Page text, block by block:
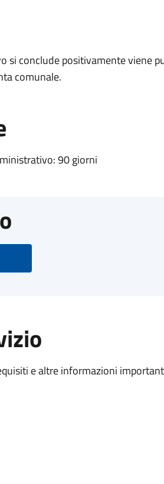
si conclude positivamente viene
comunale.
90 giorni
e altre informazioni